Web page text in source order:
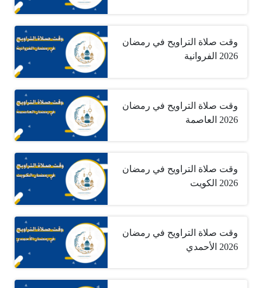
وقت صلاة التراويح في رمضان
2026 الفروانية
وقت صلاة التراويح في رمضان
2026 العاصمة
وقت صلاة التراويح في رمضان
2026 الكويت
وقت صلاة التراويح في رمضان
2026 الأحمدي